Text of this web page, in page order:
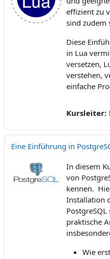
effizient zu
sind zudem
Diese
in Lua v
versetzen,
verstehen,
einfache
Kursleiter:
Eine Einführung in
In diesem
von
kennen.
Installation
praktische
Wie